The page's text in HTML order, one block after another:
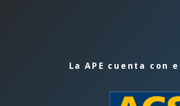
La APE cuenta con